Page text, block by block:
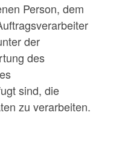
Person, dem
der
des
sind, die
zu verarbeiten.